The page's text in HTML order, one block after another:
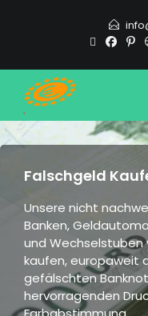
Falschgeld
Unsere nicht
Banken,
und Wechselstuben
kaufen, europaweit
gefälschten
hervorragenden